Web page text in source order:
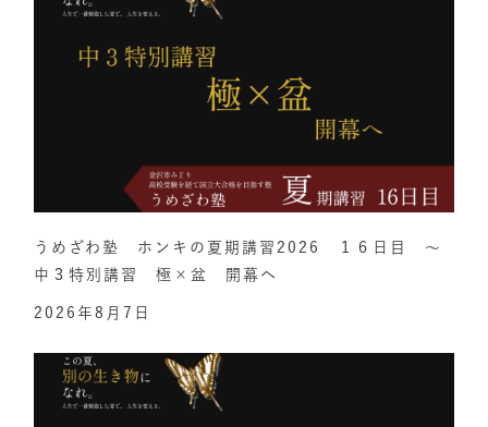
うめざわ塾 ホンキの夏期講習2026 １６日目 ～
中３特別講習 極×盆 開幕へ
2026年8月7日